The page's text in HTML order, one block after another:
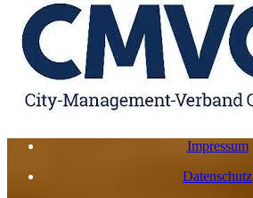
Impressum
Datenschutz